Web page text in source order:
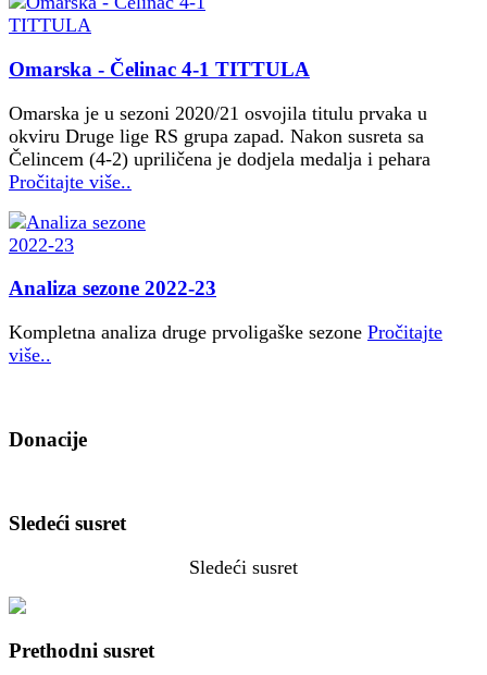
Omarska - Čelinac 4-1 TITTULA
Omarska je u sezoni 2020/21 osvojila titulu prvaka u
okviru Druge lige RS grupa zapad. Nakon susreta sa
Čelincem (4-2) upriličena je dodjela medalja i pehara
Pročitajte više..
Analiza sezone 2022-23
Kompletna analiza druge prvoligaške sezone Pročitajte
više..
Donacije
Sledeći susret
Sledeći susret
Prethodni susret